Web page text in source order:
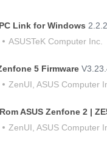
Link for Windows
ASUSTeK Computer Inc.
5 Firmware
ZenUI, ASUS Computer
ASUS Zenfone 2 |
ZenUI, ASUS Computer